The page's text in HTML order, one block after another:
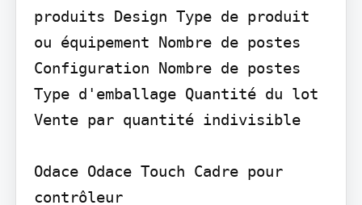
produits Design Type de produit
ou équipement Nombre de postes
Configuration Nombre de postes
Type d'emballage Quantité du lot
Vente par quantité indivisible
Odace Odace Touch Cadre pour
contrôleur